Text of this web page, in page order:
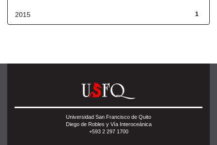
1
2015
Universidad San Francisco de Quito
Diego de Robles y Vía Interoceánica
+593 2 297 1700